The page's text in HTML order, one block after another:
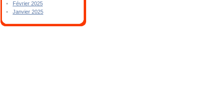
Février 2025
Janvier 2025